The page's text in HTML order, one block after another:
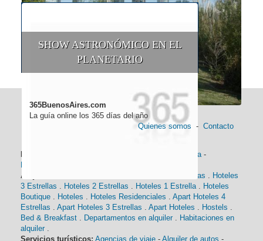
SHOW ASTRONÓMICO EN EL
PLANETARIO
365BuenosAires.com
La guía online los 365 días del año
Quienes somos - Contacto
Historia-
Alojamiento:
Hoteles 4 Estrellas . Hoteles
3 Estrellas . Hoteles 2 Estrellas . Hoteles 1 Estrella. Hoteles
Boutique . Hoteles . Hoteles Residenciales . Apart Hoteles 4
Estrellas . Apart Hoteles 3 Estrellas . Apart Hoteles . Hostels .
Bed & Breakfast . Departamentos en alquiler . Habitaciones en
alquiler .
Servicios turísticos: Agencias de viaje - Alquiler de autos -